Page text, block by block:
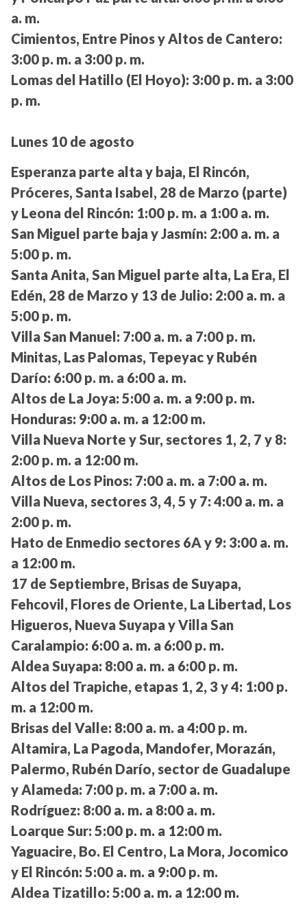
a. m.
Cimientos, Entre Pinos y Altos de Cantero:
3:00 p. m. a 3:00 p. m.
Lomas del Hatillo (El Hoyo): 3:00 p. m. a 3:00
p. m.
Lunes 10 de agosto
Esperanza parte alta y baja, El Rincón,
Próceres, Santa Isabel, 28 de Marzo (parte)
y Leona del Rincón: 1:00 p. m. a 1:00 a. m.
San Miguel parte baja y Jasmín: 2:00 a. m. a
5:00 p. m.
Santa Anita, San Miguel parte alta, La Era, El
Edén, 28 de Marzo y 13 de Julio: 2:00 a. m. a
5:00 p. m.
Villa San Manuel: 7:00 a. m. a 7:00 p. m.
Minitas, Las Palomas, Tepeyac y Rubén
Darío: 6:00 p. m. a 6:00 a. m.
Altos de La Joya: 5:00 a. m. a 9:00 p. m.
Honduras: 9:00 a. m. a 12:00 m.
Villa Nueva Norte y Sur, sectores 1, 2, 7 y 8:
2:00 p. m. a 12:00 m.
Altos de Los Pinos: 7:00 a. m. a 7:00 a. m.
Villa Nueva, sectores 3, 4, 5 y 7: 4:00 a. m. a
2:00 p. m.
Hato de Enmedio sectores 6A y 9: 3:00 a. m.
a 12:00 m.
17 de Septiembre, Brisas de Suyapa,
Fehcovil, Flores de Oriente, La Libertad, Los
Higueros, Nueva Suyapa y Villa San
Caralampio: 6:00 a. m. a 6:00 p. m.
Aldea Suyapa: 8:00 a. m. a 6:00 p. m.
Altos del Trapiche, etapas 1, 2, 3 y 4: 1:00 p.
m. a 12:00 m.
Brisas del Valle: 8:00 a. m. a 4:00 p. m.
Altamira, La Pagoda, Mandofer, Morazán,
Palermo, Rubén Darío, sector de Guadalupe
y Alameda: 7:00 p. m. a 7:00 a. m.
Rodríguez: 8:00 a. m. a 8:00 a. m.
Loarque Sur: 5:00 p. m. a 12:00 m.
Yaguacire, Bo. El Centro, La Mora, Jocomico
y El Rincón: 5:00 a. m. a 9:00 p. m.
Aldea Tizatillo: 5:00 a. m. a 12:00 m.